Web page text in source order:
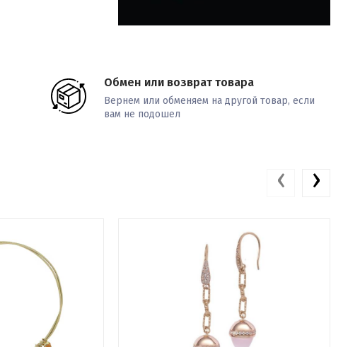
Обмен или возврат товара
Вернем или обменяем на другой товар, если
вам не подошел
‹ ›